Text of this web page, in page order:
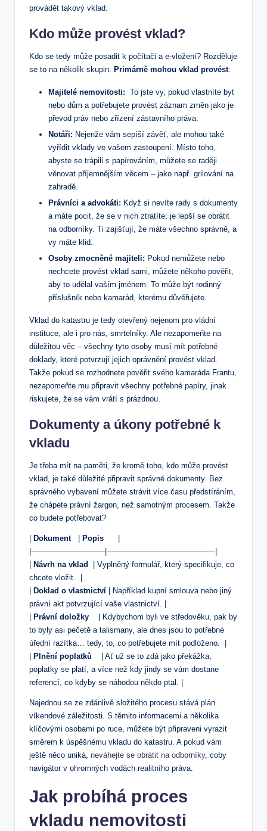
provádět ‍takový vklad.
Kdo ‍může provést vklad?
Kdo se tedy⁤ může posadit k ‍počítači a⁣ e-vložení? Rozděluje
se to na několik⁣ skupin. Primárně ‌mohou vklad provést:
Majitelé nemovitosti: ‌ To⁤ jste vy, pokud vlastníte byt
nebo dům a potřebujete provést ‍záznam změn​ jako je⁤
převod ⁤práv nebo zřízení zástavního práva.
Notáři: Nejenže vám sepíší⁢ závěť, ⁤ale mohou také
vyřídit vklady ve vašem zastoupení. Místo ‍toho,
abyste​ se trápili s papírováním, můžete se raději
věnovat příjemnějším věcem –⁤ jako např. grilování na
zahradě.
Právníci a advokáti: Když ⁢si nevíte ‌rady s dokumenty
a máte pocit, že se ​v nich ztratíte, je​ lepší ⁤se obrátit
na odborníky. ⁣Ti‌ zajišťují, že máte⁢ všechno ⁣správně, a
vy máte‍ klid.
Osoby zmocněné majiteli: Pokud ‍nemůžete nebo
nechcete‍ provést vklad⁢ sami, můžete někoho pověřit,
aby⁢ to udělal vaším‍ jménem. To může být ‌rodinný
příslušník nebo kamarád, ​kterému důvěřujete.
Vklad do katastru ‍je tedy ‍otevřený nejenom pro vládní
instituce, ale ‌i pro nás, smrtelníky. Ale nezapomeňte na
důležitou ‍věc – všechny tyto osoby musí mít ‍potřebné
doklady, které potvrzují ​jejich oprávnění provést vklad.​
Takže pokud se rozhodnete pověřit‍ svého kamaráda Frantu,
nezapomeňte mu připravit všechny potřebné papíry,⁣ jinak
riskujete, že se vám vrátí s prázdnou.
Dokumenty a ⁣úkony potřebné k
vkladu
Je‍ třeba mít ​na paměti, ​že ⁢kromě toho, kdo může provést
vklad, je také‍ důležité připravit⁢ správné dokumenty. Bez
správného vybavení můžete strávit více času ⁢předstíráním,
že chápete právní‍ žargon, než samotným ⁣procesem. Takže⁣
co ⁣budete potřebovat?
Dokument​ ⁣ | Popis
|—————————–|——————————————|
Návrh na ‍vklad
⁢ | ⁢Vyplněný ⁢formulář, ⁤který specifikuje,⁣ co
chcete vložit. ⁤ ⁤|
Doklad o⁢ vlastnictví | Například kupní smlouva nebo jiný
‌právní akt potvrzující​ vaše vlastnictví. |
Právní‍ doložky ⁤ ‌ ⁣ | Kdybychom byli ve středověku, ⁣pak ‌by
to byly asi pečetě a talismany, ale dnes ⁤jsou to potřebné
úřední razítka… tedy, to, co potřebujete mít podloženo.‍ ⁣ |
Plnění poplatků ⁣ ​ ⁢ | ⁤Ať⁤ už se to⁤ zdá⁢ jako ⁤překážka,
poplatky se‍ platí,‌ a více než​ kdy jindy ‍se vám dostane‌
referencí, co kdyby se náhodou⁣ někdo ptal. |
Najednou se ze ‍zdánlivě‌ složitého procesu stává plán
víkendové záležitosti. S‌ těmito ‍informacemi a​ několika
klíčovými ⁤osobami‌ po ruce, ‍můžete být⁣ připraveni⁢ vyrazit
směrem k úspěšnému vkladu​ do katastru. A pokud vám
ještě něco uniká, neváhejte se obrátit na⁢ odborníky, coby
navigátor v ohromných vodách realitního práva.
Jak probíhá⁤ proces
vkladu nemovitosti